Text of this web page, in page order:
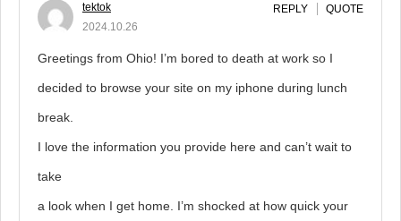
tektok
2024.10.26
REPLY QUOTE
Greetings from Ohio! I’m bored to death at work so I
decided to browse your site on my iphone during lunch
break.
I love the information you provide here and can’t wait to
take
a look when I get home. I’m shocked at how quick your